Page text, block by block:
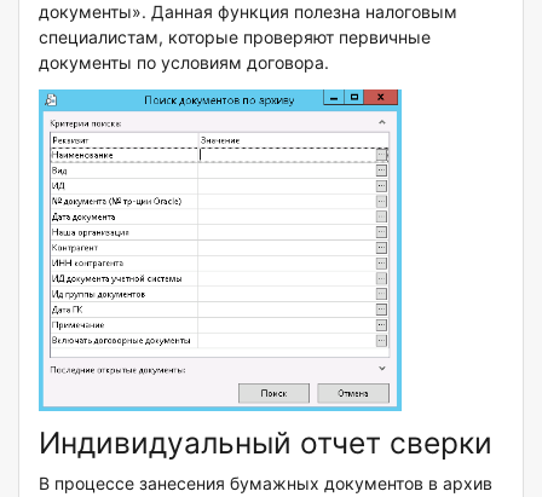
документы». Данная функция полезна налоговым
специалистам, которые проверяют первичные
документы по условиям договора.
Индивидуальный отчет сверки
В процессе занесения бумажных документов в архив